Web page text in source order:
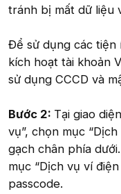
tránh bị mất dữ liệu
Để sử dụng các tiện
kích hoạt tài khoản
sử dụng CCCD và
Bước 2: Tại giao
vụ”, chọn mục
gạch chân phía
mục “Dịch vụ ví
passcode.